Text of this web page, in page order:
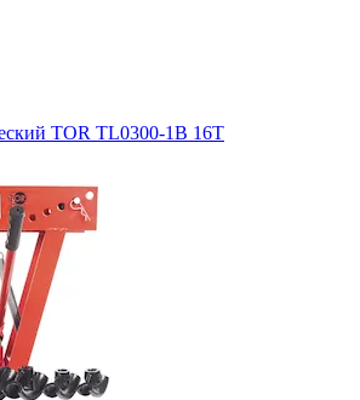
TOR TL0300-1B 16T